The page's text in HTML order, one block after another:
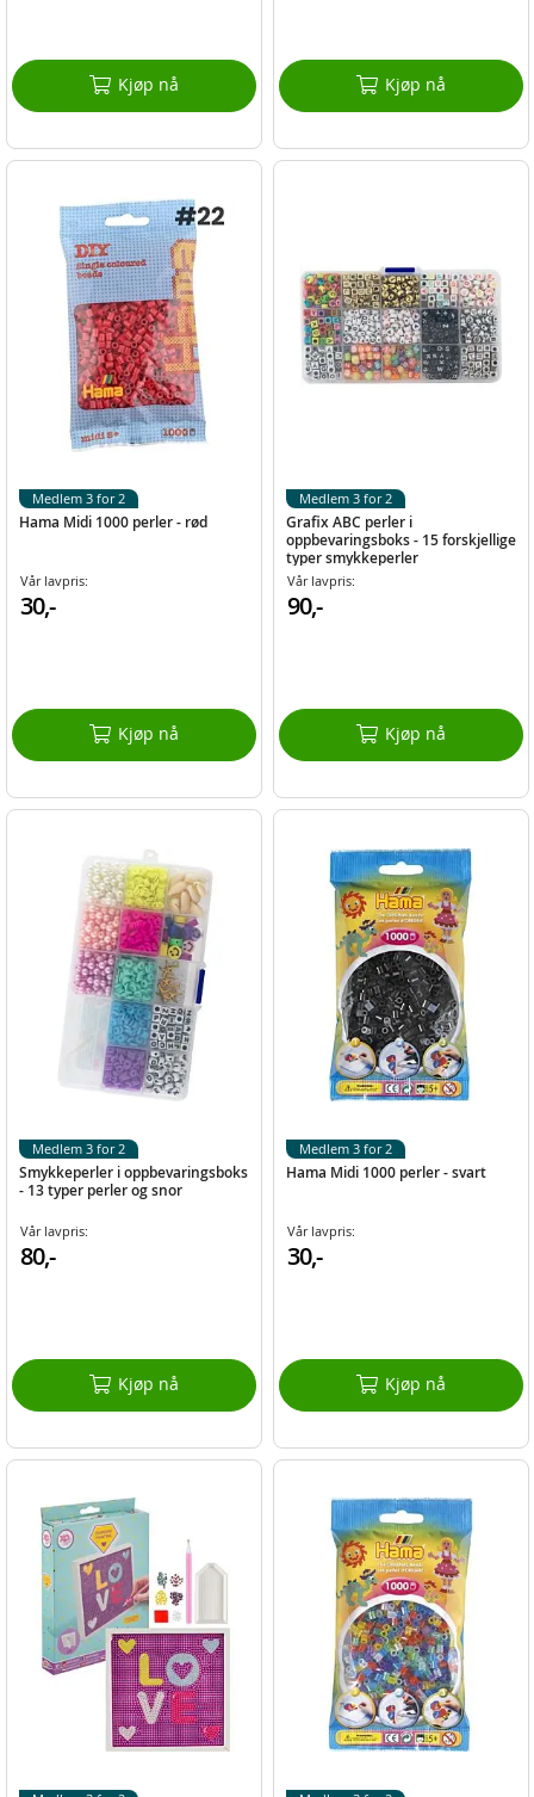
Kjøp nå Kjøp nå
Hama Midi 1000 perler - rød
Vår lavpris:
30,-
Kjøp nå
Medlem 3 for 2
Grafix ABC perler i
oppbevaringsboks - 15 forskjellige
typer smykkeperler
Vår lavpris:
90,-
Kjøp nå
Medlem 3 for 2
Smykkeperler i oppbevaringsboks
- 13 typer perler og snor
Vår lavpris:
80,-
Kjøp nå
Medlem 3 for 2
Hama Midi 1000 perler - svart
Vår lavpris:
30,-
Kjøp nå
Medlem 3 for 2